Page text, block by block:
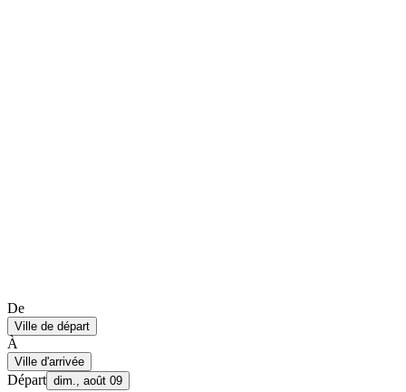
De
Ville de départ
À
Ville d'arrivée
Départ dim., août 09